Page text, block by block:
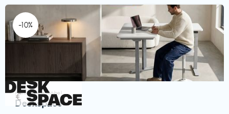
-10%
Homeoffice Möbel
Deskspace
€‎